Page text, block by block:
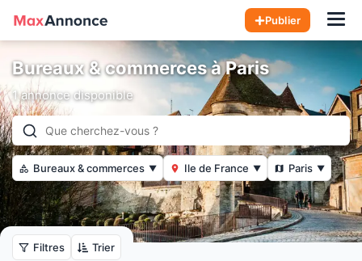
Publier
Bureaux & commerces à Paris
1 annonce disponible
Bureaux & commerces ▼ Ile de France ▼ Paris ▼
Filtres Trier